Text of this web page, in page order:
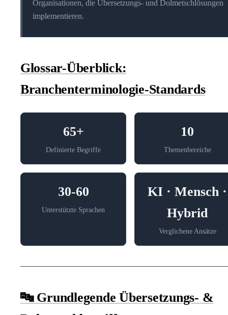
Organisationen, die Übersetzungs- und Dolmetschlösungen
implementieren.
Glossar-Überblick:
Branchenterminologie-Standards
65+
Definierte Begriffe
10
Themenbereiche
30-60
Unterstützte Sprachen
KI · Mensch ·
Hybrid
Verglichene Ansätze
🔤 Grundlegende Übersetzungs- &